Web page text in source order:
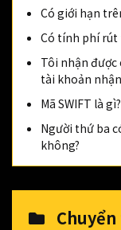
Có giới hạn
Có tính phí rút
Tôi nhận được
tài khoản
Mã SWIFT là gì?
Người thứ ba
không?